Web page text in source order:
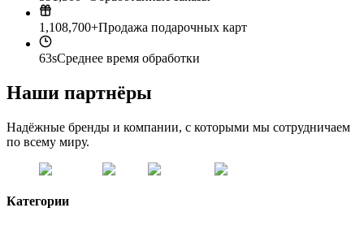
1,108,700+Продажа подарочных карт
63sСреднее время обработки
Наши партнёры
Надёжные бренды и компании, с которыми мы сотрудничаем
по всему миру.
Категории